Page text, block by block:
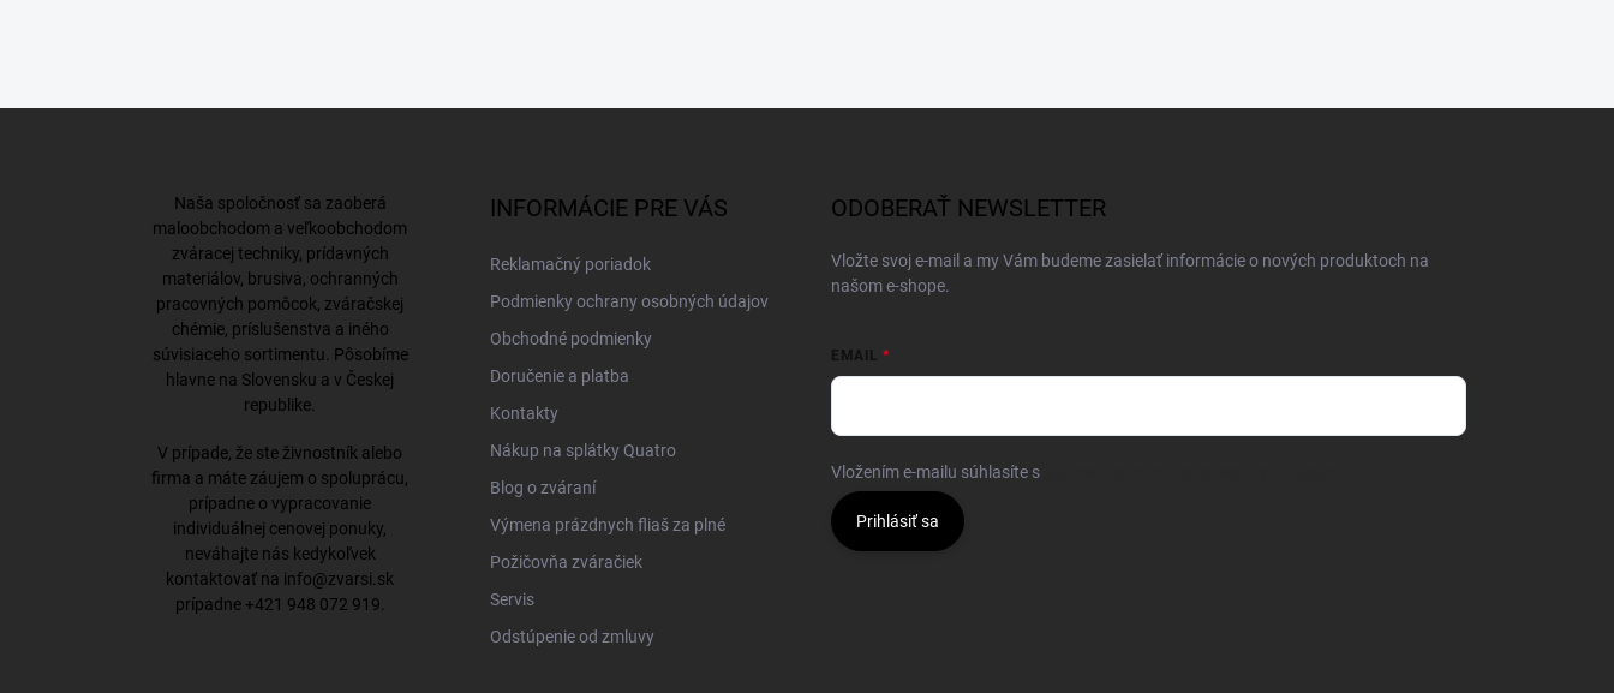
Naša spoločnosť sa zaoberá
maloobchodom a veľkoobchodom
zváracej techniky, prídavných
materiálov, brusiva, ochranných
pracovných pomôcok, zváračskej
chémie, príslušenstva a iného
súvisiaceho sortimentu. Pôsobíme
hlavne na Slovensku a v Českej
republike.
V prípade, že ste živnostník alebo
firma a máte záujem o spoluprácu,
prípadne o vypracovanie
individuálnej cenovej ponuky,
neváhajte nás kedykoľvek
kontaktovať na info@zvarsi.sk
prípadne +421 948 072 919.
INFORMÁCIE PRE VÁS
Reklamačný poriadok
Podmienky ochrany osobných údajov
Obchodné podmienky
Doručenie a platba
Kontakty
Nákup na splátky Quatro
Blog o zváraní
Výmena prázdnych fliaš za plné
Požičovňa zváračiek
Servis
Odstúpenie od zmluvy
ODOBERAŤ NEWSLETTER
Vložte svoj e-mail a my Vám budeme zasielať informácie o nových produktoch na
našom e-shope.
EMAIL
Vložením e-mailu súhlasíte s
Prihlásiť sa